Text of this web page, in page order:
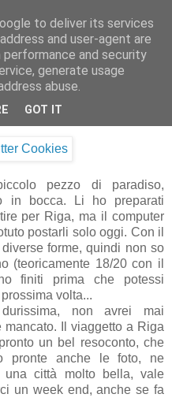
pezzo di paradiso,
in bocca. Li ho preparati
per Riga, ma il computer
postarli solo oggi. Con il
forme, quindi non so
(teoricamente 18/20 con il
finiti prima che potessi
volta...
non avrei mai
Il viaggetto a Riga
un bel resoconto, che
pronte anche le foto, ne
città molto bella, vale
un week end, anche se fa
to deliver its services
and user-agent are
and security
generate usage
abuse.
GOT IT